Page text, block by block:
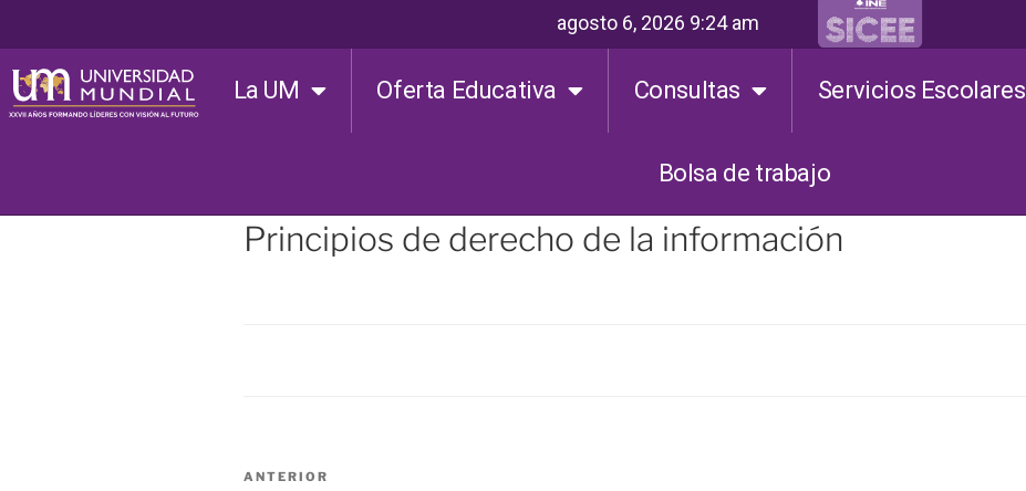
agosto 6, 2026 9:24 am
La UM Oferta Educativa Consultas Servicios Escolares
Bolsa de trabajo
Principios de derecho de la información
ANTERIOR